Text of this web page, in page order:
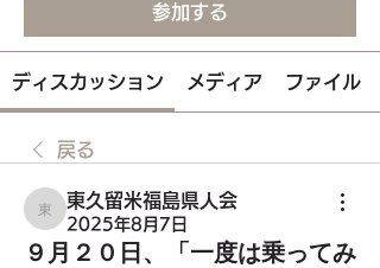
参加する
ディスカッション メディア ファイル
戻る
東久留米福島県人会
東久留米福島県人会
2025年8月7日
９月２０日、「一度は乗ってみ